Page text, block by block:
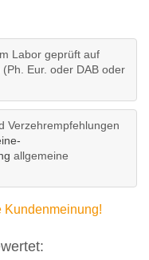
Labor geprüft auf
Eur. oder DAB oder
Verzehrempfehlungen
allgemeine
Kundenmeinung!